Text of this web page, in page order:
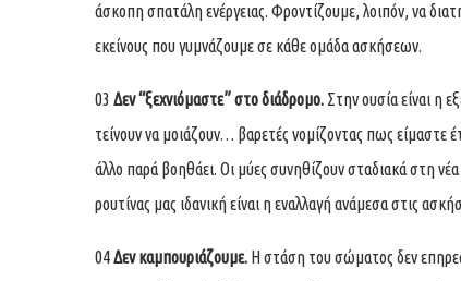
άσκοπη σπατάλη ενέργειας. Φροντίζουμε, λοιπόν, να
εκείνους που γυμνάζουμε σε κάθε ομάδα ασκήσεων.
03 Δεν “ξεχνιόμαστε” στο διάδρομο. Στην ουσία είναι η
τείνουν να μοιάζουν… βαρετές νομίζοντας πως είμαστε
άλλο παρά βοηθάει. Οι μύες συνηθίζουν σταδιακά στη
ρουτίνας μας ιδανική είναι η εναλλαγή ανάμεσα στις
04Δεν καμπουριάζουμε. Η στάση του σώματος δεν